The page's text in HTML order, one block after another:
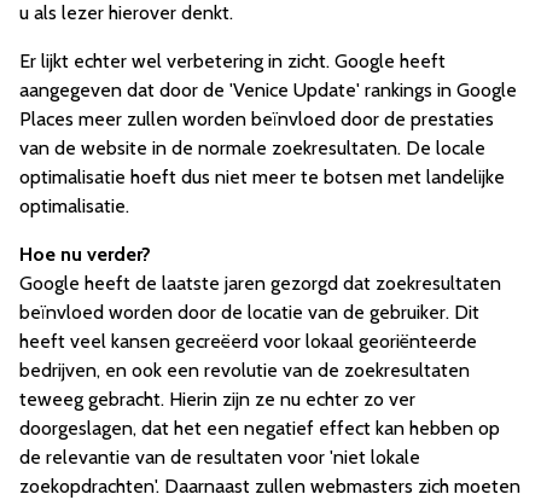
u als lezer hierover denkt.
Er lijkt echter wel verbetering in zicht. Google heeft
aangegeven dat door de 'Venice Update' rankings in Google
Places meer zullen worden beïnvloed door de prestaties
van de website in de normale zoekresultaten. De locale
optimalisatie hoeft dus niet meer te botsen met landelijke
optimalisatie.
Hoe nu verder?
Google heeft de laatste jaren gezorgd dat zoekresultaten
beïnvloed worden door de locatie van de gebruiker. Dit
heeft veel kansen gecreëerd voor lokaal georiënteerde
bedrijven, en ook een revolutie van de zoekresultaten
teweeg gebracht. Hierin zijn ze nu echter zo ver
doorgeslagen, dat het een negatief effect kan hebben op
de relevantie van de resultaten voor 'niet lokale
zoekopdrachten'. Daarnaast zullen webmasters zich moeten